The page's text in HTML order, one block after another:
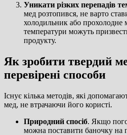
Уникати різких перепадів
мед розтопився, не варто
холодильник або прохолодне
температури можуть
продукту.
Як зробити твердий
перевірені способи
Існує кілька методів, які
мед, не втрачаючи його користі.
Природний спосіб. Якщо
можна поставити баночку на